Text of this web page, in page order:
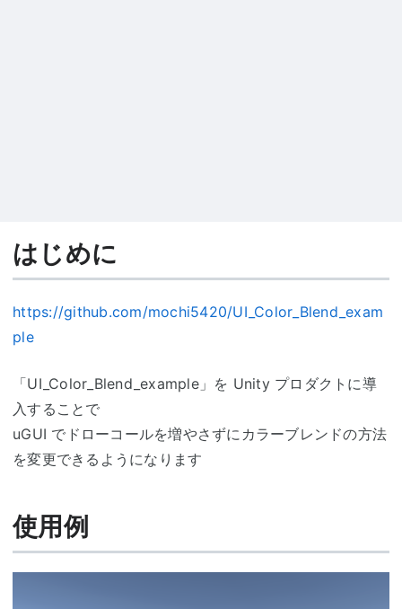
はじめに
https://github.com/mochi5420/UI_Color_Blend_exam
ple
「UI_Color_Blend_example」を Unity プロダクトに導
入することで
uGUI でドローコールを増やさずにカラーブレンドの方法
を変更できるようになります
使用例